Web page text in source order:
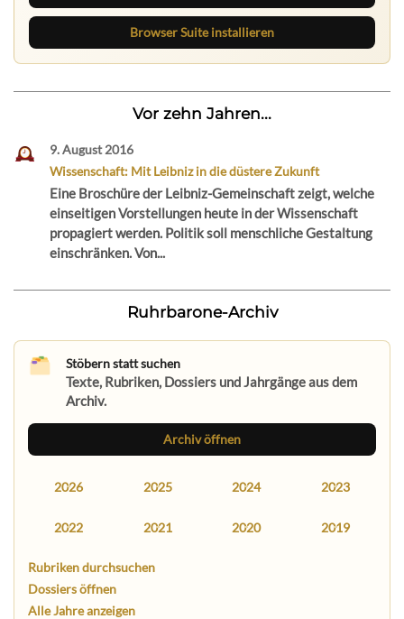
Browser Suite installieren
Vor zehn Jahren...
9. August 2016
Wissenschaft: Mit Leibniz in die düstere Zukunft
Eine Broschüre der Leibniz-Gemeinschaft zeigt, welche
einseitigen Vorstellungen heute in der Wissenschaft
propagiert werden. Politik soll menschliche Gestaltung
einschränken. Von...
Ruhrbarone-Archiv
Stöbern statt suchen
Texte, Rubriken, Dossiers und Jahrgänge aus dem
Archiv.
Archiv öffnen
2026 2025 2024 2023
2022 2021 2020 2019
Rubriken durchsuchen
Dossiers öffnen
Alle Jahre anzeigen